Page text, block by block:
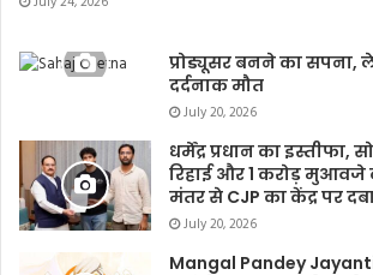
प्रोड्यूसर बनने का सपना,
दर्दनाक मौत
July 20, 2026
धर्मेंद्र प्रधान का
रिहाई और 1 करोड़
मंतर से CJP का केंद्र पर
July 20, 2026
Mangal Pandey